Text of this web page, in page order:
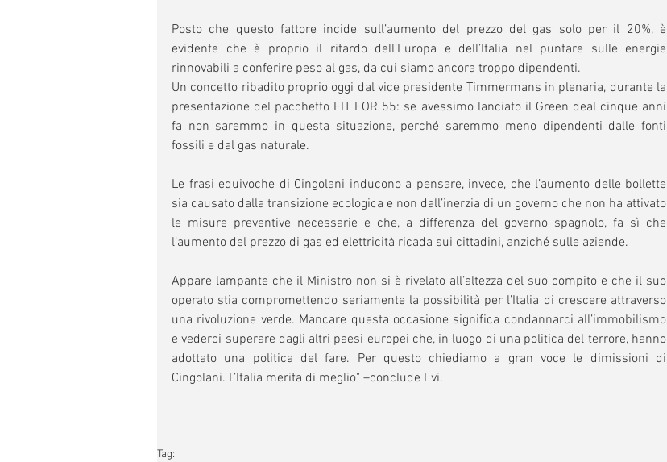
Posto che questo fattore incide sull’aumento del prezzo del gas solo per il 20%, è
evidente che è proprio il ritardo dell’Europa e dell’Italia nel puntare sulle energie
rinnovabili a conferire peso al gas, da cui siamo ancora troppo dipendenti.
Un concetto ribadito proprio oggi dal vice presidente Timmermans in plenaria, durante la
presentazione del pacchetto FIT FOR 55: se avessimo lanciato il Green deal cinque anni
fa non saremmo in questa situazione, perché saremmo meno dipendenti dalle fonti
fossili e dal gas naturale.
Le frasi equivoche di Cingolani inducono a pensare, invece, che l’aumento delle bollette
sia causato dalla transizione ecologica e non dall’inerzia di un governo che non ha attivato
le misure preventive necessarie e che, a differenza del governo spagnolo, fa sì che
l’aumento del prezzo di gas ed elettricità ricada sui cittadini, anziché sulle aziende.
Appare lampante che il Ministro non si è rivelato all’altezza del suo compito e che il suo
operato stia compromettendo seriamente la possibilità per l’Italia di crescere attraverso
una rivoluzione verde. Mancare questa occasione significa condannarci all’immobilismo
e vederci superare dagli altri paesi europei che, in luogo di una politica del terrore, hanno
adottato una politica del fare. Per questo chiediamo a gran voce le dimissioni di
Cingolani. L’Italia merita di meglio" –conclude Evi.
Tag: